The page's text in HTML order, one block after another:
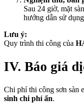
Sau 24 giờ, mặt
hướng dẫn sử
Lưu ý:
Quy trình thi công của
IV. Báo giá
Chi phí thi công sơn sàn
sinh chi phí ẩn.